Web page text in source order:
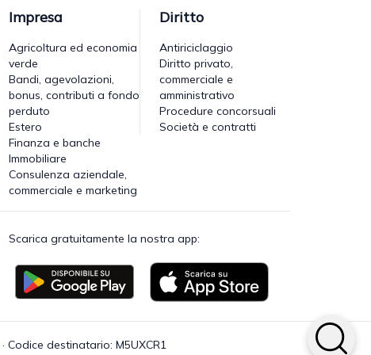
Impresa
Agricoltura ed economia
verde
Bandi, agevolazioni,
bonus, contributi a fondo
perduto
Estero
Finanza e banche
Immobiliare
Consulenza aziendale,
commerciale e marketing
Diritto
Antiriciclaggio
Diritto privato,
commerciale e
amministrativo
Procedure concorsuali
Società e contratti
Scarica gratuitamente la nostra app:
Codice destinatario: M5UXCR1